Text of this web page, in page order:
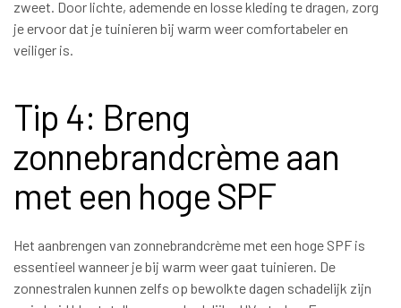
zweet. Door lichte, ademende en losse kleding te dragen, zorg
je ervoor dat je tuinieren bij warm weer comfortabeler en
veiliger is.
Tip 4: Breng
zonnebrandcrème aan
met een hoge SPF
Het aanbrengen van zonnebrandcrème met een hoge SPF is
essentieel wanneer je bij warm weer gaat tuinieren. De
zonnestralen kunnen zelfs op bewolkte dagen schadelijk zijn